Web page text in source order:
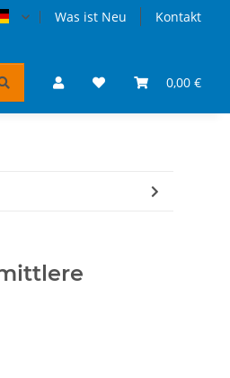
Was ist Neu Kontakt
0,00 €
VW Bulli Puzzles & Bücher